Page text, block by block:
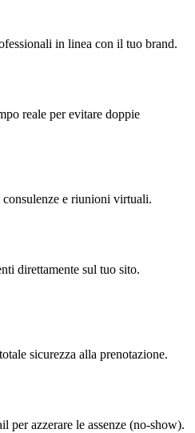
in linea con il tuo brand.
reale per evitare doppie
e riunioni virtuali.
direttamente sul tuo sito.
sicurezza alla prenotazione.
per azzerare le assenze (no-show).